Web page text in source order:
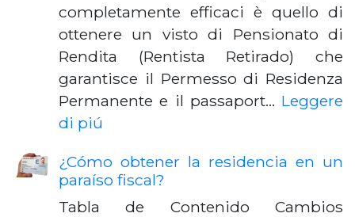
completamente efficaci è quello di
ottenere un visto di Pensionato di
Rendita (Rentista Retirado) che
garantisce il Permesso di Residenza
Permanente e il passaport… Leggere
di piú
¿Cómo obtener la residencia en un
paraíso fiscal?
Tabla de Contenido Cambios